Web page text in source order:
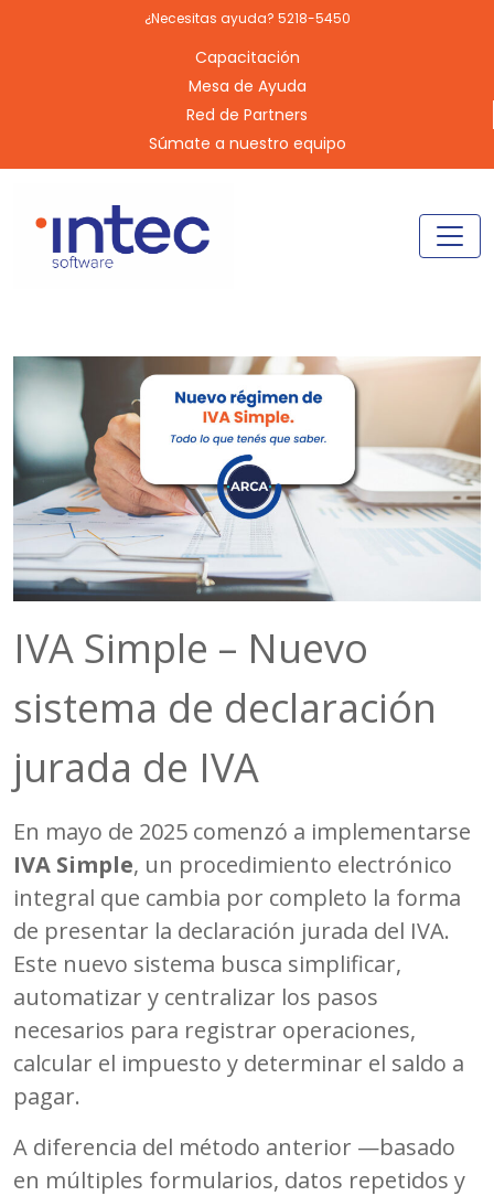
¿Necesitas ayuda? 5218-5450
Capacitación
Mesa de Ayuda
Red de Partners
Súmate a nuestro equipo
IVA Simple – Nuevo
sistema de declaración
jurada de IVA
En mayo de 2025 comenzó a implementarse
IVA Simple, un procedimiento electrónico
integral que cambia por completo la forma
de presentar la declaración jurada del IVA.
Este nuevo sistema busca simplificar,
automatizar y centralizar los pasos
necesarios para registrar operaciones,
calcular el impuesto y determinar el saldo a
pagar.
A diferencia del método anterior —basado
en múltiples formularios, datos repetidos y